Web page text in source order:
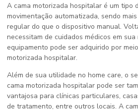
A cama motorizada hospitalar é um tipo
movimentação automatizada, sendo
regular do que o dispositivo manual.
necessitam de cuidados médicos em sua
equipamento pode ser adquirido por
motorizada hospitalar.
Além de sua utilidade no home care, o
cama motorizada hospitalar pode ser
vantajosa para clínicas particulares,
de tratamento, entre outros locais. A